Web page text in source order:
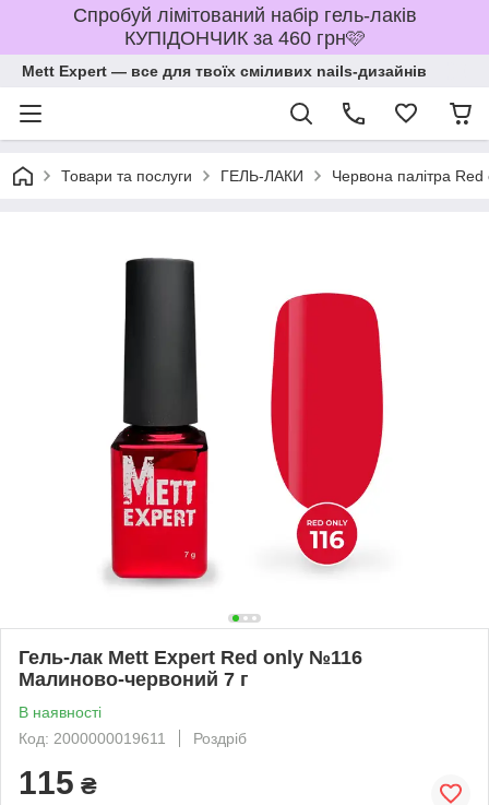
Спробуй лімітований набір гель-лаків
КУПІДОНЧИК за 460 грн🩷
Mett Expert — все для твоїх сміливих nails-дизайнів
Товари та послуги ГЕЛЬ-ЛАКИ Червона палітра
Гель-лак Mett Expert Red only №116
Малиново-червоний 7 г
В наявності
Код: 2000000019611
Роздріб
115 ₴